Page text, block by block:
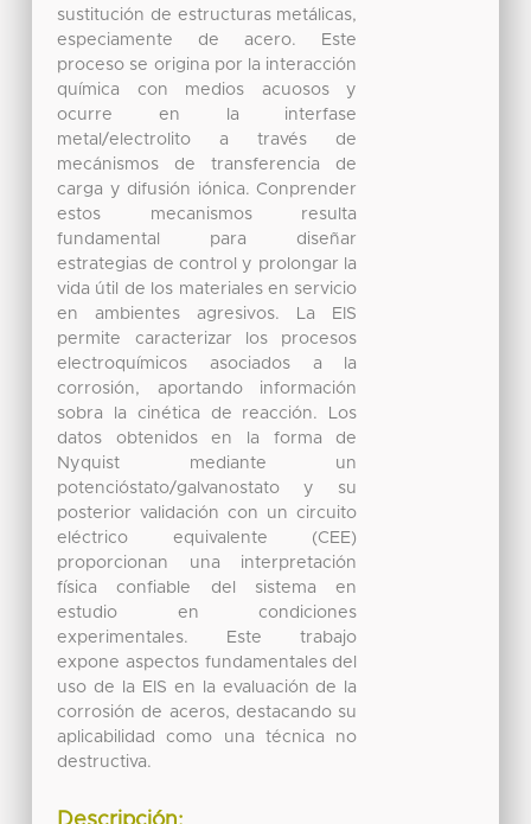
sustitución de estructuras metálicas,
especiamente de acero. Este
proceso se origina por la interacción
química con medios acuosos y
ocurre en la interfase
metal/electrolito a través de
mecánismos de transferencia de
carga y difusión iónica. Conprender
estos mecanismos resulta
fundamental para diseñar
estrategias de control y prolongar la
vida útil de los materiales en servicio
en ambientes agresivos. La EIS
permite caracterizar los procesos
electroquímicos asociados a la
corrosión, aportando información
sobra la cinética de reacción. Los
datos obtenidos en la forma de
Nyquist mediante un
potencióstato/galvanostato y su
posterior validación con un circuito
eléctrico equivalente (CEE)
proporcionan una interpretación
física confiable del sistema en
estudio en condiciones
experimentales. Este trabajo
expone aspectos fundamentales del
uso de la EIS en la evaluación de la
corrosión de aceros, destacando su
aplicabilidad como una técnica no
destructiva.